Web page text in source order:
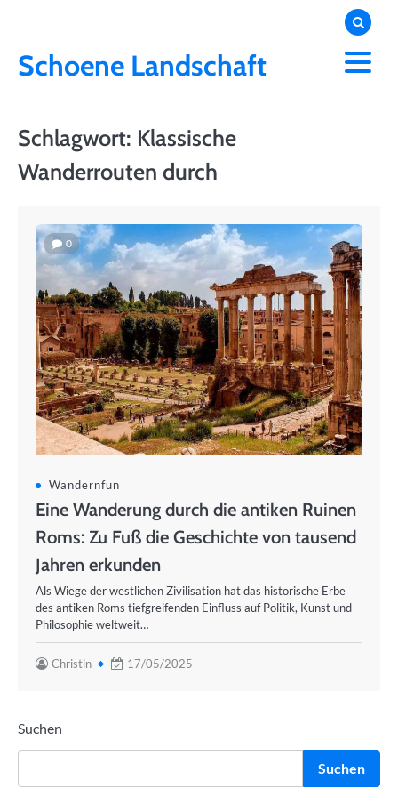
contentSchoene Landschaft
Schlagwort: Klassische
Wanderrouten durch
0
Wandernfun
Eine Wanderung durch die antiken Ruinen
Roms: Zu Fuß die Geschichte von tausend
Jahren erkunden
Als Wiege der westlichen Zivilisation hat das historische Erbe
des antiken Roms tiefgreifenden Einfluss auf Politik, Kunst und
Philosophie weltweit…
Christin 17/05/2025
Suchen
Suchen